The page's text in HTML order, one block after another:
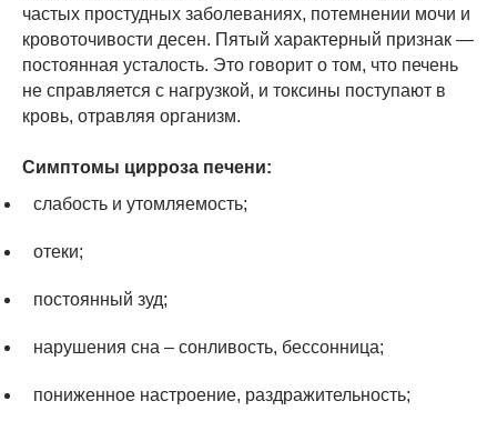
частых простудных заболеваниях, потемнении мочи и
кровоточивости десен. Пятый характерный признак —
постоянная усталость. Это говорит о том, что печень
не справляется с нагрузкой, и токсины поступают в
кровь, отравляя организм.
Симптомы цирроза печени:
слабость и утомляемость;
отеки;
постоянный зуд;
нарушения сна – сонливость, бессонница;
пониженное настроение, раздражительность;